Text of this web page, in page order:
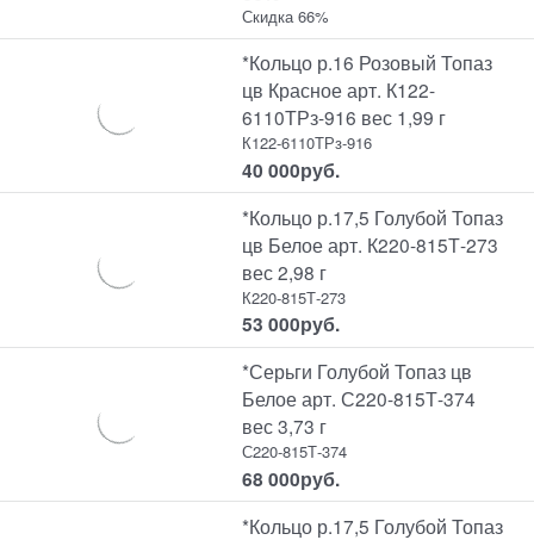
Скидка 66%
*Кольцо р.16 Розовый Топаз
цв Красное арт. К122-
6110ТРз-916 вес 1,99 г
К122-6110ТРз-916
40 000руб.
*Кольцо р.17,5 Голубой Топаз
цв Белое арт. К220-815Т-273
вес 2,98 г
К220-815Т-273
53 000руб.
*Серьги Голубой Топаз цв
Белое арт. С220-815Т-374
вес 3,73 г
С220-815Т-374
68 000руб.
*Кольцо р.17,5 Голубой Топаз